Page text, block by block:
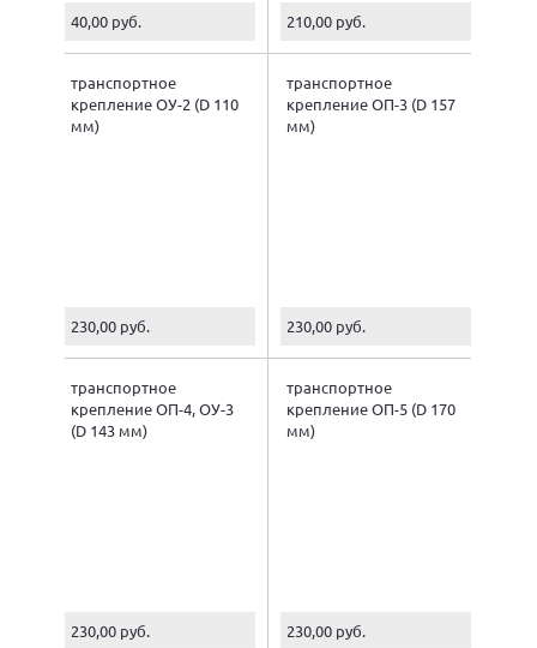
40,00 руб. 210,00 руб.
транспортное
крепление ОУ-2 (D 110
мм)
230,00 руб.
транспортное
крепление ОП-3 (D 157
мм)
230,00 руб.
транспортное
крепление ОП-4, ОУ-3
(D 143 мм)
230,00 руб.
транспортное
крепление ОП-5 (D 170
мм)
230,00 руб.